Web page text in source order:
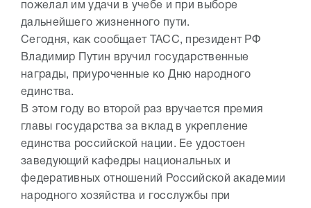
пожелал им удачи в учебе и при выборе
дальнейшего жизненного пути.
Сегодня, как сообщает ТАСС, президент РФ
Владимир Путин вручил государственные
награды, приуроченные ко Дню народного
единства.
В этом году во второй раз вручается премия
главы государства за вклад в укрепление
единства российской нации. Ее удостоен
заведующий кафедры национальных и
федеративных отношений Российской академии
народного хозяйства и госслужбы при